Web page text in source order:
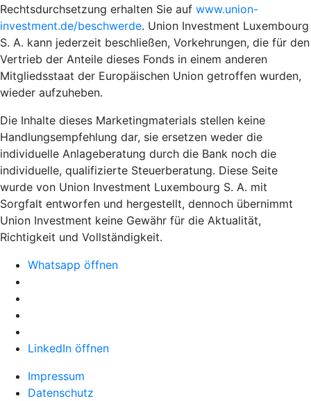
Rechtsdurchsetzung erhalten Sie auf www.union-
investment.de/beschwerde. Union Investment Luxembourg
S. A. kann jederzeit beschließen, Vorkehrungen, die für den
Vertrieb der Anteile dieses Fonds in einem anderen
Mitgliedsstaat der Europäischen Union getroffen wurden,
wieder aufzuheben.
Die Inhalte dieses Marketingmaterials stellen keine
Handlungsempfehlung dar, sie ersetzen weder die
individuelle Anlageberatung durch die Bank noch die
individuelle, qualifizierte Steuerberatung. Diese Seite
wurde von Union Investment Luxembourg S. A. mit
Sorgfalt entworfen und hergestellt, dennoch übernimmt
Union Investment keine Gewähr für die Aktualität,
Richtigkeit und Vollständigkeit.
Whatsapp öffnen
LinkedIn öffnen
Impressum
Datenschutz